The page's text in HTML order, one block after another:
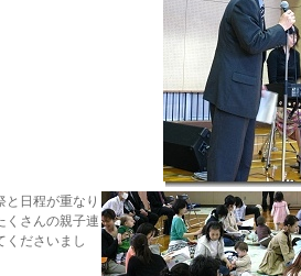
と日程が重なり
くさんの親子連
くださいまし